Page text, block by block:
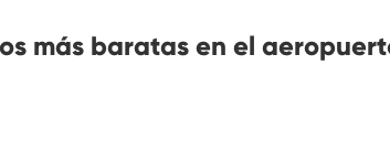
más baratas en el